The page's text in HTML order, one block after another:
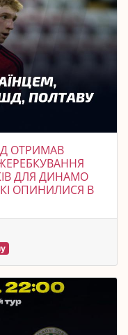
ОТРИМАВ
ДЛЯ ДИНАМО
ОПИНИЛИСЯ В